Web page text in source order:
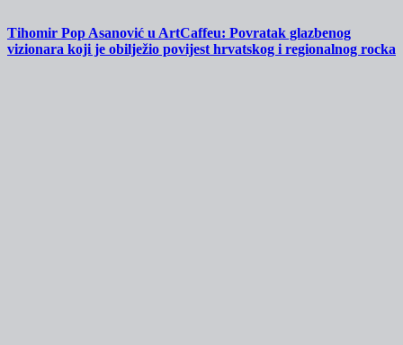
Tihomir Pop Asanović u ArtCaffeu: Povratak glazbenog
vizionara koji je obilježio povijest hrvatskog i regionalnog rocka